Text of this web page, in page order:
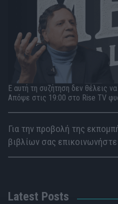
Ε αυτή τη συζήτηση δεν θέλεις
Απόψε στις 19:00 στο Rise TV
Για την προβολή της
βιβλίων σας
Latest Posts